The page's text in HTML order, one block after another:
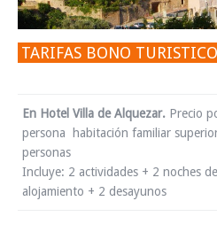
TARIFAS BONO
En Hotel Villa de Alquezar. Precio
persona habitación familiar
personas
Incluye: 2 actividades + 2 noches de
alojamiento + 2 desayunos